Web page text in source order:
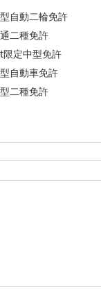
自動二輪免許
二種免許
限定中型免許
自動車免許
二種免許